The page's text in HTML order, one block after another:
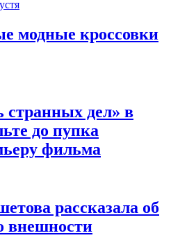
модные кроссовки
странных дел» в
до пупка
фильма
рассказала об
внешности